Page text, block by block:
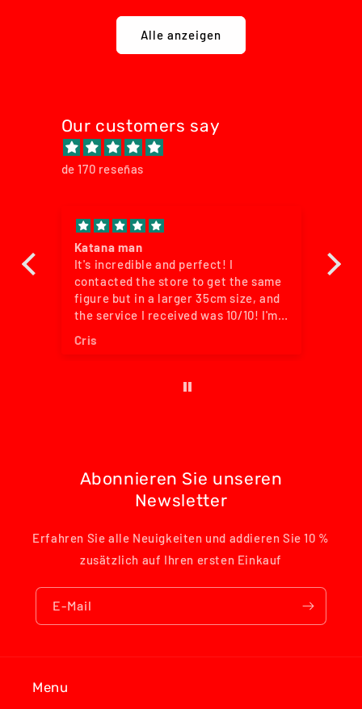
Alle anzeigen
Our customers say
de 170 reseñas
incredible and perfect! I
the store to get the same
but in a larger 35cm size, and
service I received was 10/10! I'm
recommend it!
The item came
conditioning
pretty well. The
the time
Abonnieren Sie unseren
Newsletter
Erfahren Sie alle Neuigkeiten und addieren Sie 10 %
zusätzlich auf Ihren ersten Einkauf
E-Mail
Menu